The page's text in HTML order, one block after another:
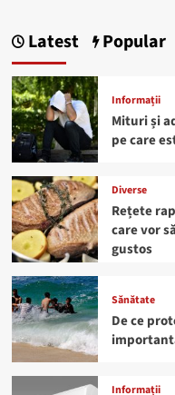
Latest Popular
Informații
Mituri și
pe care
Diverse
Rețete
care vor
gustos
Sănătate
De ce
Informații